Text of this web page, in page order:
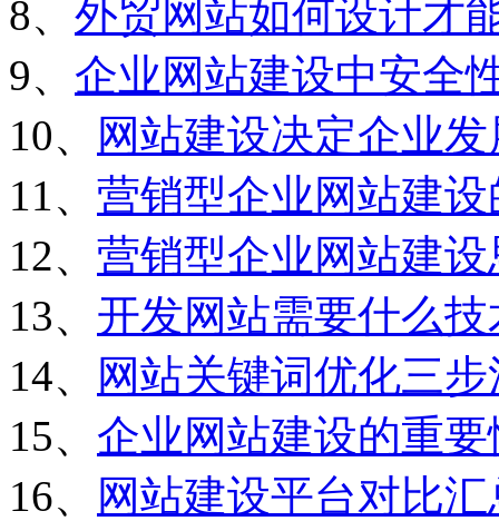
8、 外贸网站如何设计才
9、 企业网站建设中安全
10、
网站建设决定企业
11、 营销型企业网站建
12、 营销型企业网站建设
13、 开发网站需要什么技
14、
网站关键词优化三步
15、 企业网站建设的重要
16、
网站建设平台对比汇